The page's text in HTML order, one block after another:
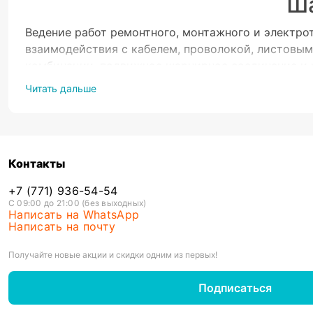
Ведение работ ремонтного, монтажного и
взаимодействия с кабелем, проволокой,
комбинации, подвижное шарнирное соединение и
Ключевые преимущества
- плоскогубцы удобно захватывают мелкие детали
- тонкогубцы заужены и загнуты, что делает
- круглогубцы позволяют закручивать
инструменты в виде бокорезов и кусачек,
закругленную форму, и помогают вытаскивать
Особенности эксплуатации
Выбирать инструмент стоит из износостойких
шарнирно губцевых инструментов с переносным
используйте его не по назначению и не
Читать дальше
Контакты
+7 (771) 936-54-54
С 09:00 до 21:00 (без выходных)
Написать на WhatsApp
Написать на почту
Получайте новые акции и скидки одним из первых!
Подписаться